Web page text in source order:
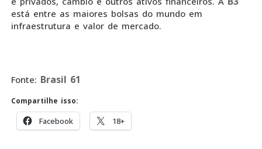
está entre as maiores bolsas do mundo em
infraestrutura e valor de mercado.
Fonte: Brasil 61
Compartilhe isso:
Facebook 18+